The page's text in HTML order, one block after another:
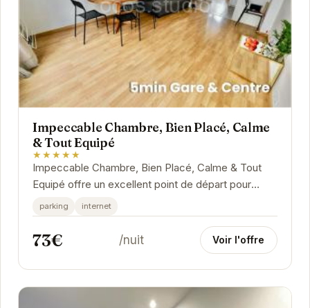
Impeccable Chambre, Bien Placé, Calme
& Tout Equipé
★★★★★
Impeccable Chambre, Bien Placé, Calme & Tout
Equipé offre un excellent point de départ pour
explorer Grenoble. Son emplacement stratégique
permet...
parking internet
73€ /nuit Voir l'offre